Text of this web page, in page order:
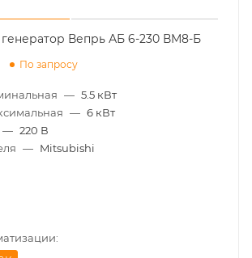
Вепрь АБ 6-230 ВМ8-Б
По запросу
— 5.5 кВт
— 6 кВт
— 220 В
— Mitsubishi